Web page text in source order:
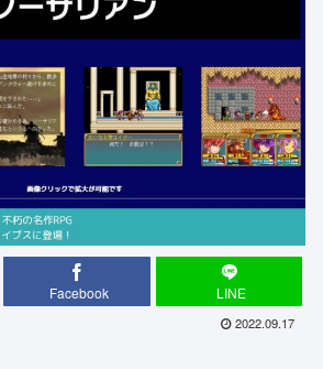
Facebook LINE
2022.09.17